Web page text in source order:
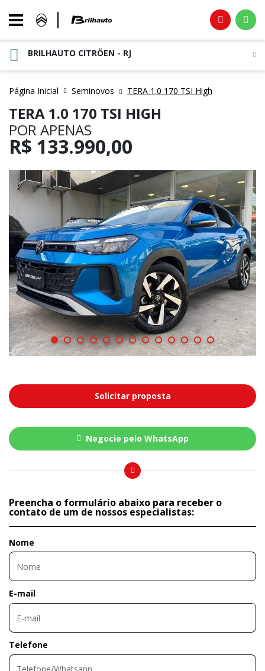
BRILHAUTO CITRÖEN - RJ
Página Inicial Seminovos TERA 1.0 170 TSI High
TERA 1.0 170 TSI HIGH
POR APENAS
R$ 133.990,00
Solicitar proposta
Negocie pelo WhatsApp
Preencha o formulário abaixo para receber o
contato de um de nossos especialistas:
Nome
E-mail
Telefone